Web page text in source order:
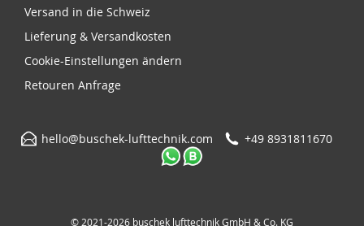
Versand in die Schweiz
Lieferung & Versandkosten
Cookie-Einstellungen ändern
Retouren Anfrage
hello@buschek-lufttechnik.com +49 8931811670
© 2021-2026 buschek lufttechnik GmbH & Co. KG